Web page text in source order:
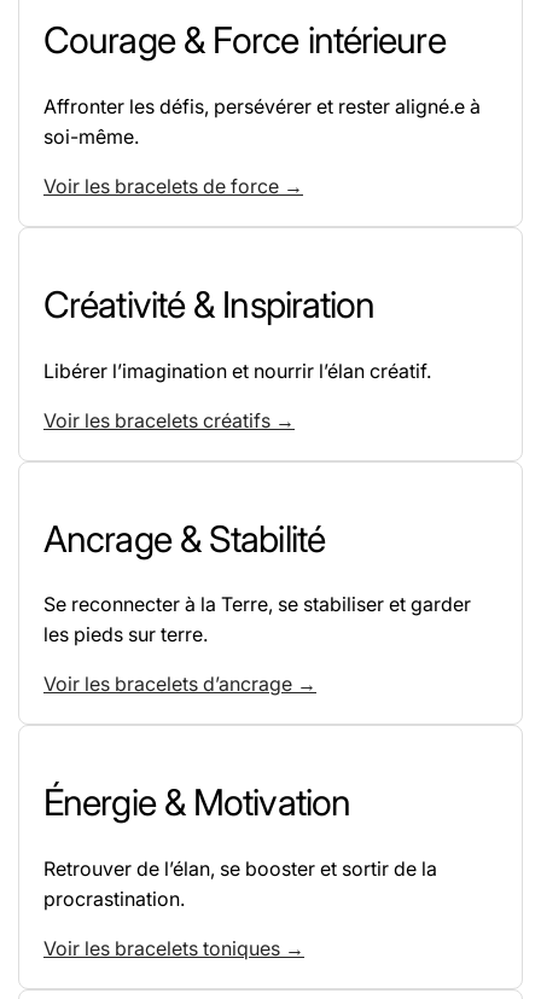
Courage & Force intérieure
Affronter les défis, persévérer et rester aligné.e à
soi-même.
Voir les bracelets de force →
Créativité & Inspiration
Libérer l’imagination et nourrir l’élan créatif.
Voir les bracelets créatifs →
Ancrage & Stabilité
Se reconnecter à la Terre, se stabiliser et garder
les pieds sur terre.
Voir les bracelets d’ancrage →
Énergie & Motivation
Retrouver de l’élan, se booster et sortir de la
procrastination.
Voir les bracelets toniques →